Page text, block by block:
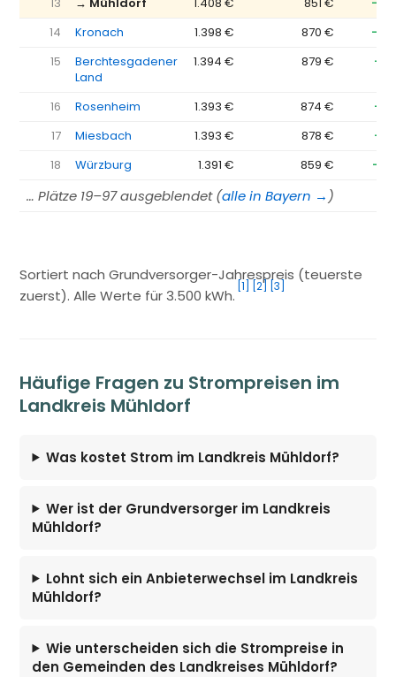
14
Kronach 1.398 € 870 €
15
Berchtesgadener
Land
1.394 € 879 €
16 Rosenheim 1.393 € 874 €
17
Miesbach 1.393 € 878 €
18
Würzburg 1.391 € 859 €
… Plätze 19–97 ausgeblendet (alle in Bayern → )
Sortiert nach Grundversorger-Jahrespreis (teuerste
zuerst). Alle Werte für 3.500 kWh.
[1] [2] [3]
Häufige Fragen zu Strompreisen im
Landkreis Mühldorf
Was kostet Strom im Landkreis Mühldorf?
Wer ist der Grundversorger im Landkreis
Mühldorf?
Lohnt sich ein Anbieterwechsel im Landkreis
Mühldorf?
Wie unterscheiden sich die Strompreise in
den Gemeinden des Landkreises Mühldorf?